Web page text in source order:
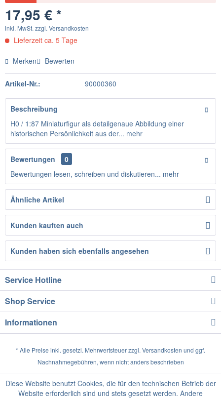
17,95 € *
inkl. MwSt. zzgl. Versandkosten
Lieferzeit ca. 5 Tage
Merken Bewerten
Artikel-Nr.: 90000360
Beschreibung
H0 / 1:87 Miniaturfigur als detailgenaue Abbildung einer
historischen Persönlichkeit aus der... mehr
Bewertungen
0
Bewertungen lesen, schreiben und diskutieren... mehr
Ähnliche Artikel
Kunden kauften auch
Kunden haben sich ebenfalls angesehen
Service Hotline
Shop Service
Informationen
* Alle Preise inkl. gesetzl. Mehrwertsteuer zzgl. Versandkosten und ggf.
Nachnahmegebühren, wenn nicht anders beschrieben
Diese Website benutzt Cookies, die für den technischen Betrieb der
Website erforderlich sind und stets gesetzt werden. Andere